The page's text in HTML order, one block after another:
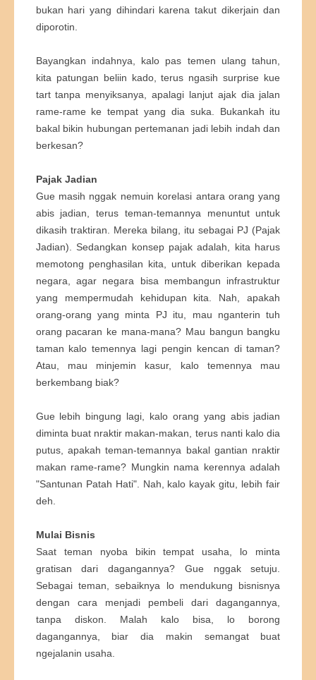
bukan hari yang dihindari karena takut dikerjain dan
diporotin.
Bayangkan indahnya, kalo pas temen ulang tahun,
kita patungan beliin kado, terus ngasih surprise kue
tart tanpa menyiksanya, apalagi lanjut ajak dia jalan
rame-rame ke tempat yang dia suka. Bukankah itu
bakal bikin hubungan pertemanan jadi lebih indah dan
berkesan?
Pajak Jadian
Gue masih nggak nemuin korelasi antara orang yang
abis jadian, terus teman-temannya menuntut untuk
dikasih traktiran. Mereka bilang, itu sebagai PJ (Pajak
Jadian). Sedangkan konsep pajak adalah, kita harus
memotong penghasilan kita, untuk diberikan kepada
negara, agar negara bisa membangun infrastruktur
yang mempermudah kehidupan kita. Nah, apakah
orang-orang yang minta PJ itu, mau nganterin tuh
orang pacaran ke mana-mana? Mau bangun bangku
taman kalo temennya lagi pengin kencan di taman?
Atau, mau minjemin kasur, kalo temennya mau
berkembang biak?
Gue lebih bingung lagi, kalo orang yang abis jadian
diminta buat nraktir makan-makan, terus nanti kalo dia
putus, apakah teman-temannya bakal gantian nraktir
makan rame-rame? Mungkin nama kerennya adalah
"Santunan Patah Hati". Nah, kalo kayak gitu, lebih fair
deh.
Mulai Bisnis
Saat teman nyoba bikin tempat usaha, lo minta
gratisan dari dagangannya? Gue nggak setuju.
Sebagai teman, sebaiknya lo mendukung bisnisnya
dengan cara menjadi pembeli dari dagangannya,
tanpa diskon. Malah kalo bisa, lo borong
dagangannya, biar dia makin semangat buat
ngejalanin usaha.